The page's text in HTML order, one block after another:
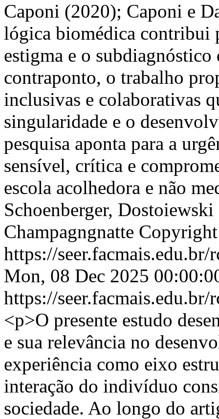
Caponi (2020); Caponi e
lógica biomédica contribui
estigma e o
contraponto, o trabalho
inclusivas e colaborativas
singularidade e o
pesquisa aponta para a
sensível, crítica e
escola acolhedora e não
Schoenberger,
Champagngnatte
https://
Mon, 08 Dec 2025
https://
<p>O presente estudo
e sua relevância no
experiência como eixo
interação do indivíduo
sociedade. Ao longo do